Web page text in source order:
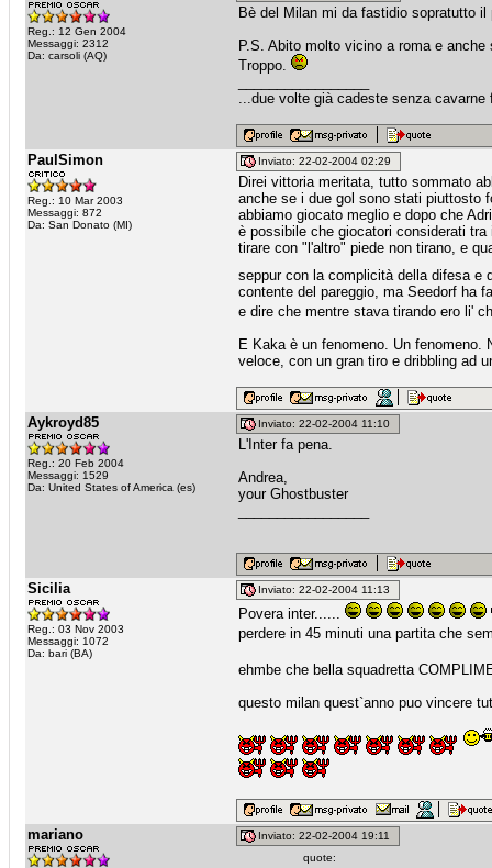
Reg.: 12 Gen 2004
Messaggi: 2312
Da: carsoli (AQ)
Bè del Milan mi da fastidio sopratutto
P.S. Abito molto vicino a roma e
Troppo.
...due volte già cadeste senza
PaulSimon
Reg.: 10 Mar 2003
Messaggi: 872
Da: San Donato (MI)
Inviato: 22-02-2004 02:29
Direi vittoria meritata, tutto sommato
anche se i due gol sono stati piuttosto
abbiamo giocato meglio e dopo che
è possibile che giocatori considerati
tirare con "l'altro" piede non tirano, e
seppur con la complicità della difesa
contente del pareggio, ma Seedorf ha
e dire che mentre stava tirando ero li'
E Kaka è un fenomeno. Un
veloce, con un gran tiro e dribbling ad
Aykroyd85
Reg.: 20 Feb 2004
Messaggi: 1529
Da: United States of America (es)
Inviato: 22-02-2004 11:10
L'Inter fa pena.
Andrea,
your Ghostbuster
Sicilia
Reg.: 03 Nov 2003
Messaggi: 1072
Da: bari (BA)
Inviato: 22-02-2004 11:13
Povera inter......
perdere in 45 minuti una partita che
ehmbe che bella squadretta
questo milan quest`anno puo vincere
mariano
Inviato: 22-02-2004 19:11
quote: